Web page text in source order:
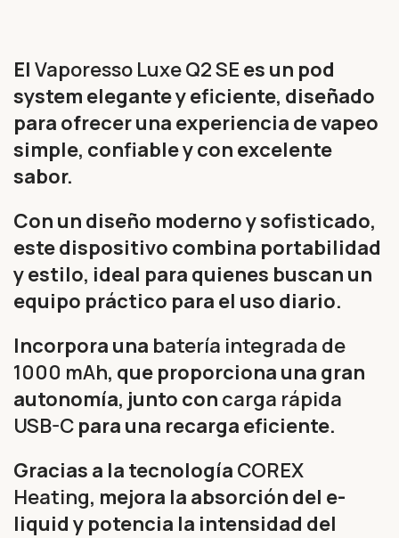
El Vaporesso Luxe Q2 SE es un pod
system elegante y eficiente, diseñado
para ofrecer una experiencia de vapeo
simple, confiable y con excelente
sabor.
Con un diseño moderno y sofisticado,
este dispositivo combina portabilidad
y estilo, ideal para quienes buscan un
equipo práctico para el uso diario.
Incorpora una batería integrada de
1000 mAh, que proporciona una gran
autonomía, junto con carga rápida
USB-C para una recarga eficiente.
Gracias a la tecnología COREX
Heating, mejora la absorción del e-
liquid y potencia la intensidad del